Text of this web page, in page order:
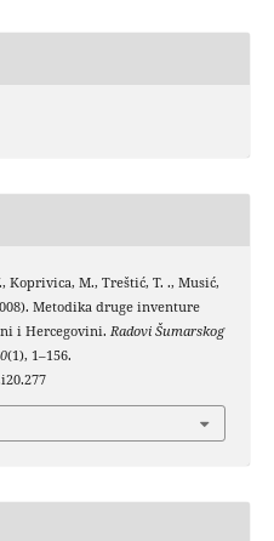
Koprivica, M., Treštić, T. ., Musić,
Metodika druge inventure
i Hercegovini. Radovi Šumarskog
(1), 1–156.